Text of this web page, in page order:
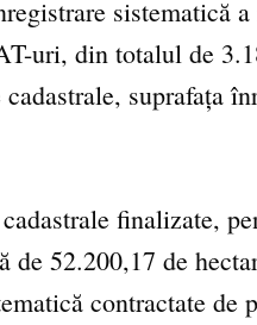
sistematică
uri, din totalul de
suprafața
finalizate,
de 52.200,17 de
contractate de